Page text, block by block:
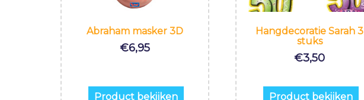
Abraham masker 3D
€6,95
Product bekijken
Hangdecoratie Sarah 3
stuks
€3,50
Product bekijken